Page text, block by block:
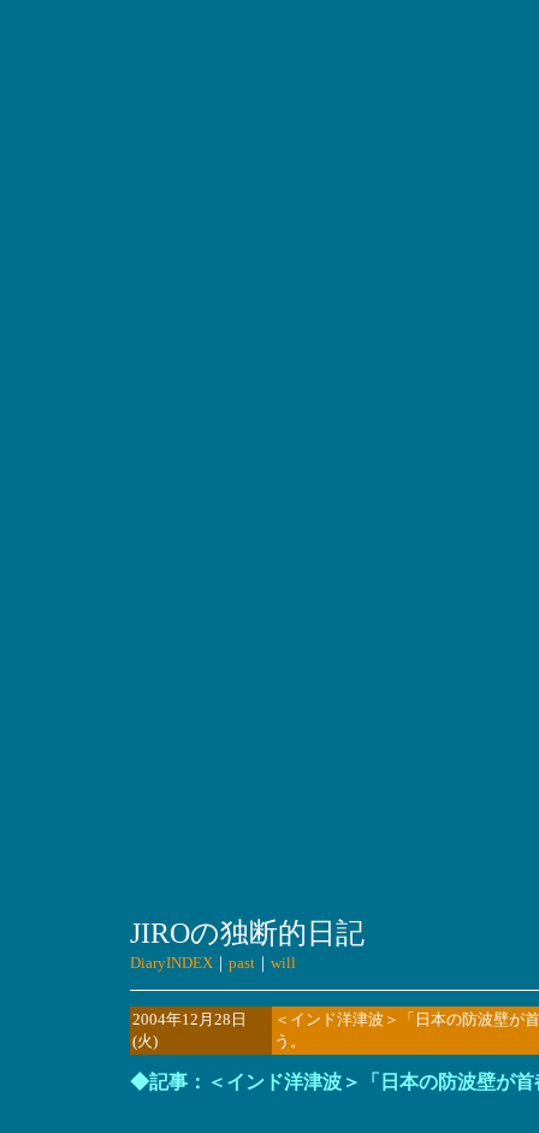
JIROの独断的日記
DiaryINDEX｜ past｜ will
2004年12月28日
(火)
＜インド洋津波＞「日本の防波壁
う。
◆記事：＜インド洋津波＞「日本の防波壁が